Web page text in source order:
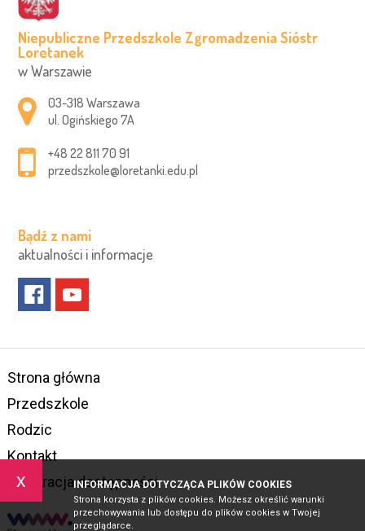
x INFORMACJA DOTYCZĄCA PLIKÓW COOKIES
Strona korzysta z plików cookies. Możesz określić warunki
przechowywania lub dostępu do plików cookies w Twojej
przeglądarce.
Niepubliczne Przedszkole Zgromadzenia Sióstr
Loretanek
w Warszawie
Adres pocztowy:
03-318 Warszawa
ul. Ogińskiego 7A
+48 22 811 70 91
przedszkole@loretanki.edu.pl
Bądź z nami
aktualności i informacje
Strona główna
Przedszkole
Rodzic
Kontakt
Deklaracja dostępności